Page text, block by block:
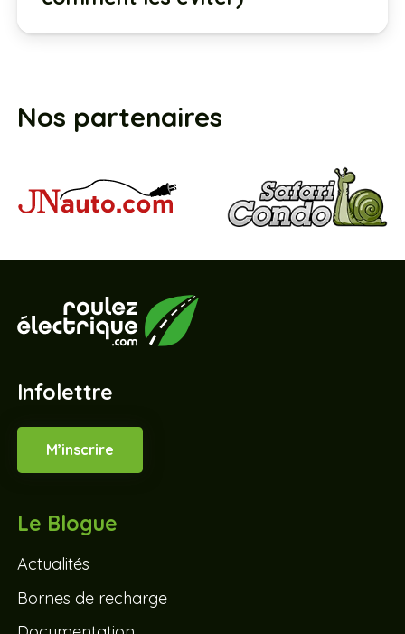
Nos partenaires
Infolettre
M’inscrire
Le Blogue
Actualités
Bornes de recharge